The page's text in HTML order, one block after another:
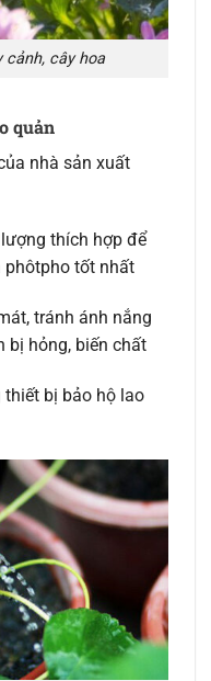
cảnh, cây hoa
quản
nhà sản xuất
thích hợp để
phôtpho tốt nhất
tránh ánh nắng
bị hỏng, biến chất
thiết bị bảo hộ lao